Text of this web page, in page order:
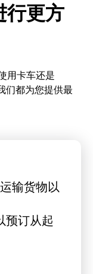
行更方
用卡车还是
们都为您提供最
输货物以
预订从起